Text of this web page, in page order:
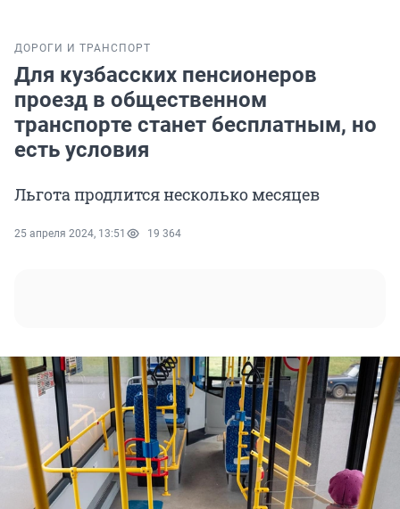
ДОРОГИ И ТРАНСПОРТ
Для кузбасских пенсионеров
проезд в общественном
транспорте станет бесплатным, но
есть условия
Льгота продлится несколько месяцев
25 апреля 2024, 13:51 19 364